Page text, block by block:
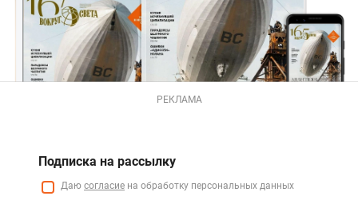
РЕКЛАМА
Подписка на рассылку
Даю согласие на обработку персональных данных